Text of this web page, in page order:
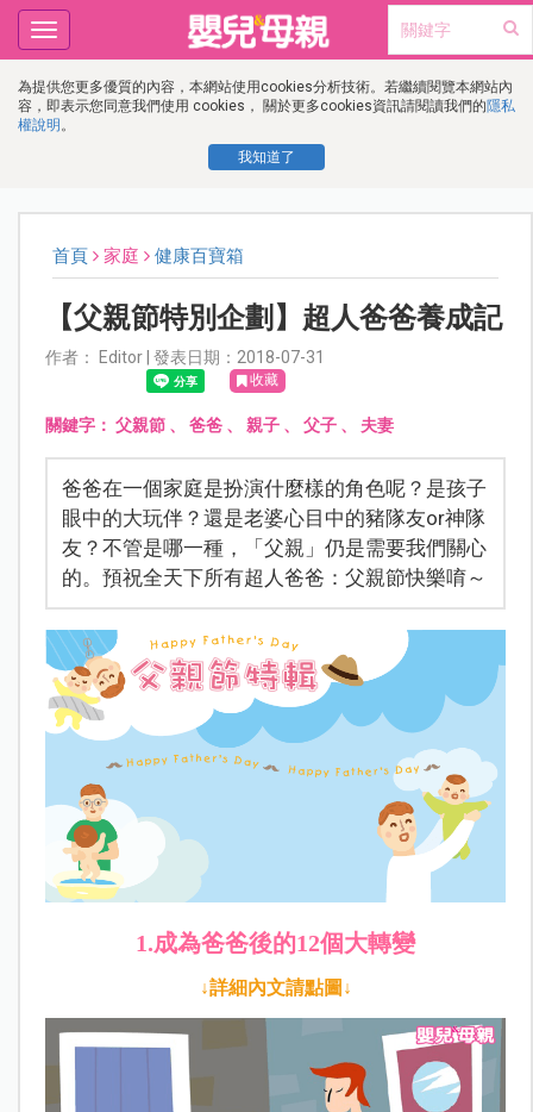
為提供您更多優質的內容，本網站使用cookies分析技術。若繼續閱覽本網站內
容，即表示您同意我們使用 cookies， 關於更多cookies資訊請閱讀我們的隱私
權說明 。
我知道了
Toggle
navigation
首頁 家庭 健康百寶箱
【父親節特別企劃】超人爸爸養成記
作者： Editor | 發表日期：2018-07-31
收藏
關鍵字： 父親節、 爸爸、 親子、 父子、 夫妻
爸爸在一個家庭是扮演什麼樣的角色呢？是孩子
眼中的大玩伴？還是老婆心目中的豬隊友or神隊
友？不管是哪一種，「父親」仍是需要我們關心
的。預祝全天下所有超人爸爸：父親節快樂唷～
1.成為爸爸後的12個大轉變
↓詳細內文請點圖↓